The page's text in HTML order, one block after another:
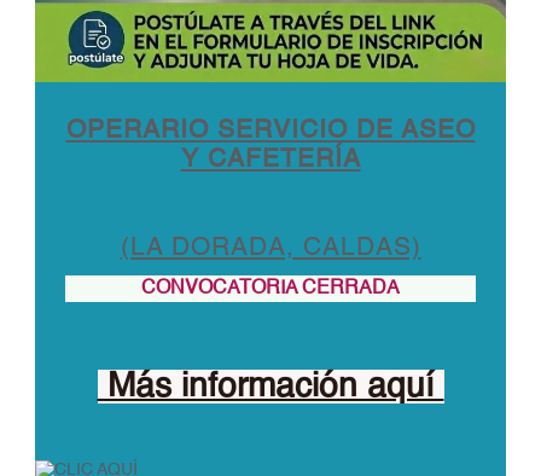
OPERARIO SERVICIO DE ASEO
Y CAFETERÍA
(LA DORADA, CALDAS)
CONVOCATORIA CERRADA
Más información aquí